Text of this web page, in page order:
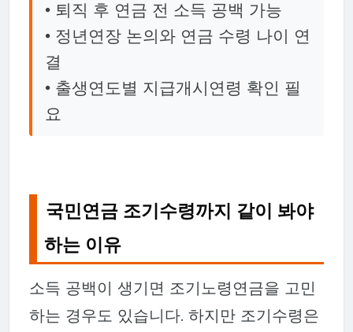
• 퇴직 후 연금 전 소득 공백 가능
• 정년연장 논의와 연금 수령 나이 연
결
• 출생연도별 지급개시연령 확인 필
요
국민연금 조기수령까지 같이 봐야
하는 이유
소득 공백이 생기면 조기노령연금을 고민
하는 경우도 있습니다. 하지만 조기수령은